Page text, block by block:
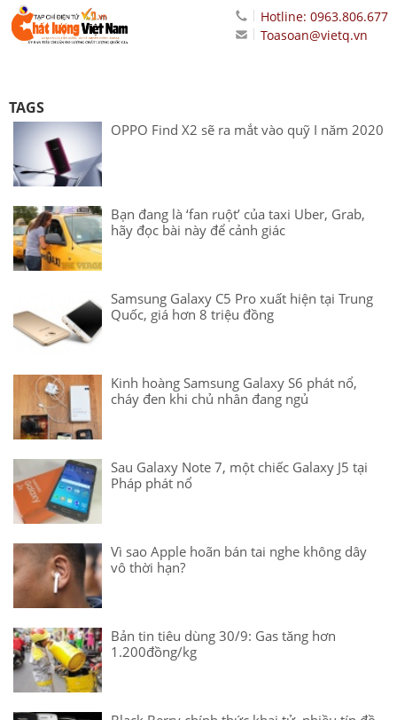
Hotline: 0963.806.677
Toasoan@vietq.vn
TAGS
OPPO Find X2 sẽ ra mắt vào quỹ I năm 2020
Bạn đang là ‘fan ruột’ của taxi Uber, Grab,
hãy đọc bài này để cảnh giác
Samsung Galaxy C5 Pro xuất hiện tại Trung
Quốc, giá hơn 8 triệu đồng
Kinh hoàng Samsung Galaxy S6 phát nổ,
cháy đen khi chủ nhân đang ngủ
Sau Galaxy Note 7, một chiếc Galaxy J5 tại
Pháp phát nổ
Vì sao Apple hoãn bán tai nghe không dây
vô thời hạn?
Bản tin tiêu dùng 30/9: Gas tăng hơn
1.200đồng/kg